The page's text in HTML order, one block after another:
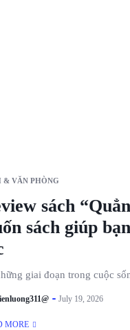
& VĂN PHÒNG
sách
sách giúp
giai đoạn trong cuộc
July 19, 2026
MORE